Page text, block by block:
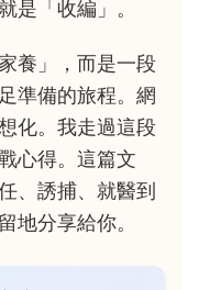
是「收編」。
養」，而是一段
準備的旅程。網
化。我走過這段
心得。這篇文
、誘捕、就醫到
地分享給你。